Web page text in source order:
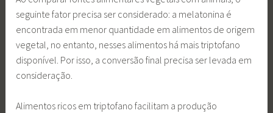
seguinte fator precisa ser considerado: a melatonina é
encontrada em menor quantidade em alimentos de origem
vegetal, no entanto, nesses alimentos há mais triptofano
disponível. Por isso, a conversão final precisa ser levada em
consideração.
Alimentos ricos em triptofano facilitam a produção